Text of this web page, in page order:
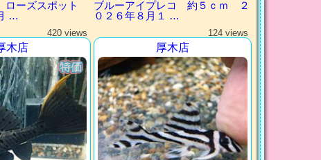
ローズスポット
…
ブルーアイプレコ 約５ｃｍ ２
０２６年８月１ …
420 views
木店
124 views
厚木店